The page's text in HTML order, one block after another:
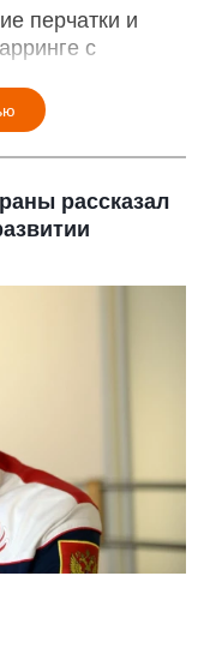
перчатки и
с
рассказал